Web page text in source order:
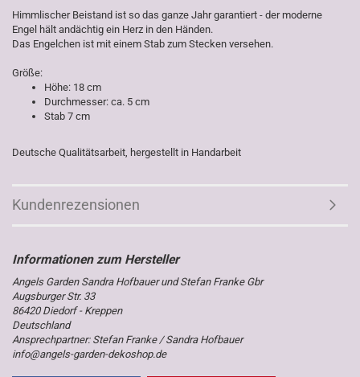
Himmlischer Beistand ist so das ganze Jahr garantiert - der moderne
Engel hält andächtig ein Herz in den Händen.
Das Engelchen ist mit einem Stab zum Stecken versehen.
Größe:
Höhe: 18 cm
Durchmesser: ca. 5 cm
Stab 7 cm
Deutsche Qualitätsarbeit, hergestellt in Handarbeit
Kundenrezensionen
Angels Garden Sandra Hofbauer und Stefan Franke Gbr
Augsburger Str. 33
86420 Diedorf - Kreppen
Deutschland
Ansprechpartner: Stefan Franke / Sandra Hofbauer
info@angels-garden-dekoshop.de